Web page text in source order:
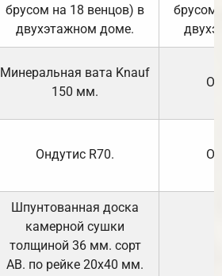
брусом на 18 венцов) в
двухэтажном доме.
брусом
Минеральная вата Knauf
150 мм.
Ондутис R70.
Шпунтованная доска
камерной сушки
толщиной 36 мм. сорт
АВ. по рейке 20х40 мм.